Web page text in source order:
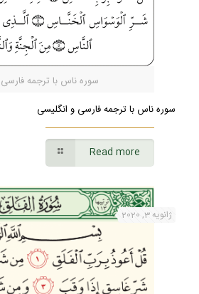
سوره ناس با ترجمه
سوره ناس با ترجمه فارسی و انگلیسی
Read more
ژانویه 3, 2020